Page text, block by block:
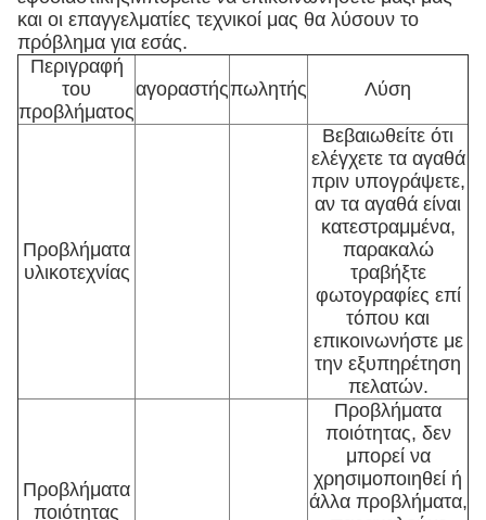
και οι επαγγελματίες τεχνικοί μας θα λύσουν το
πρόβλημα για εσάς.
Περιγραφή
του
προβλήματος
αγοραστήςπωλητής Λύση
Προβλήματα
υλικοτεχνίας
Βεβαιωθείτε ότι
ελέγχετε τα αγαθά
πριν υπογράψετε,
αν τα αγαθά είναι
κατεστραμμένα,
παρακαλώ
τραβήξτε
φωτογραφίες επί
τόπου και
επικοινωνήστε με
την εξυπηρέτηση
πελατών.
Προβλήματα
ποιότητας
Προβλήματα
ποιότητας, δεν
μπορεί να
χρησιμοποιηθεί ή
άλλα προβλήματα,